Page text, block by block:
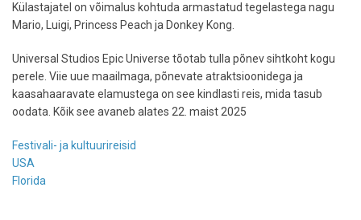
Külastajatel on võimalus kohtuda armastatud tegelastega nagu
Mario, Luigi, Princess Peach ja Donkey Kong.
Universal Studios Epic Universe tõotab tulla põnev sihtkoht kogu
perele. Viie uue maailmaga, põnevate atraktsioonidega ja
kaasahaaravate elamustega on see kindlasti reis, mida tasub
oodata. Kõik see avaneb alates 22. maist 2025
Festivali- ja kultuurireisid
USA
Florida